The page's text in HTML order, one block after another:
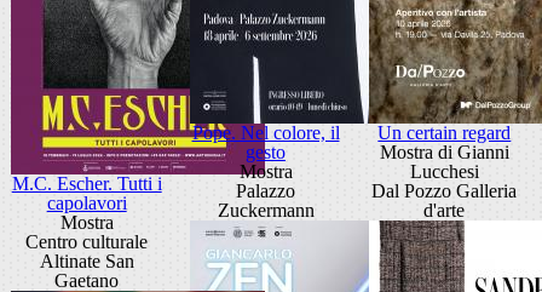
M.C. Escher. Tutti i
capolavori
Mostra
Centro culturale
Altinate San
Gaetano
Pope. Nel colore, il
gesto
Mostra
Palazzo
Zuckermann
Un certain regard
Mostra di Gianni
Lucchesi
Dal Pozzo Galleria
d'arte